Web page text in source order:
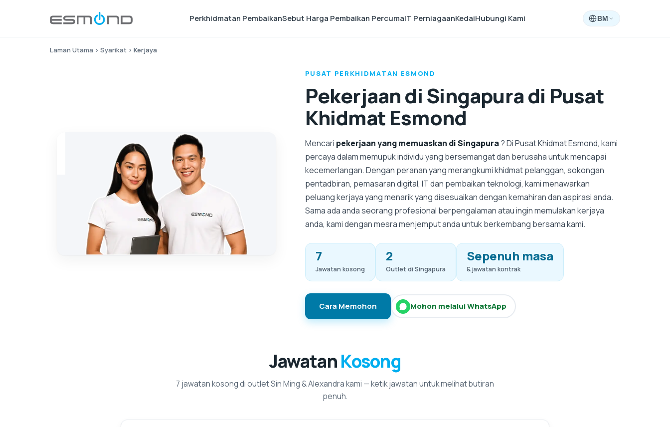
Perkhidmatan PembaikanSebut Harga Pembaikan PercumaIT PerniagaanKedaiHubungi Kami BM
Laman Utama › Syarikat › Kerjaya
PUSAT PERKHIDMATAN ESMOND
Pekerjaan di Singapura di Pusat
Khidmat Esmond
Mencari pekerjaan yang memuaskan di Singapura? Di Pusat Khidmat Esmond, kami
percaya dalam memupuk individu yang bersemangat dan berusaha untuk mencapai
kecemerlangan. Dengan peranan yang merangkumi khidmat pelanggan, sokongan
pentadbiran, pemasaran digital, IT dan pembaikan teknologi, kami menawarkan
peluang kerjaya yang menarik yang disesuaikan dengan kemahiran dan aspirasi anda.
Sama ada anda seorang profesional berpengalaman atau ingin memulakan kerjaya
anda, kami dengan mesra menjemput anda untuk berkembang bersama kami.
7
Jawatan kosong
2
Outlet di Singapura
Sepenuh masa
& jawatan kontrak
Cara Memohon Mohon melalui WhatsApp
JawatanKosong
7 jawatan kosong di outlet Sin Ming & Alexandra kami — ketik jawatan untuk melihat butiran
penuh.